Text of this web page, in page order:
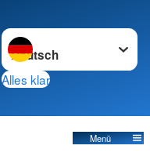
Sprache wechseln zu
Alles klar
Menü